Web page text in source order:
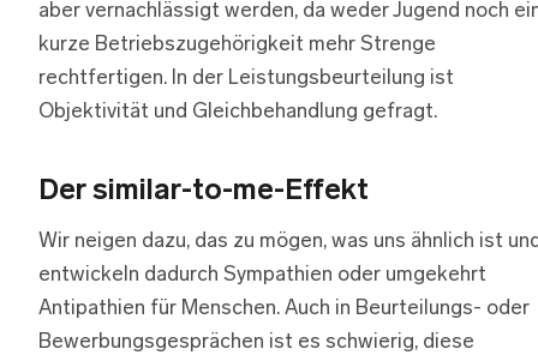
aber vernachlässigt werden, da weder Jugend noch
kurze Betriebszugehörigkeit mehr Strenge
rechtfertigen. In der Leistungsbeurteilung ist
Objektivität und Gleichbehandlung gefragt.
Der similar-to-me-Effekt
Wir neigen dazu, das zu mögen, was uns ähnlich ist
entwickeln dadurch Sympathien oder umgekehrt
Antipathien für Menschen. Auch in Beurteilungs- oder
Bewerbungsgesprächen ist es schwierig, diese